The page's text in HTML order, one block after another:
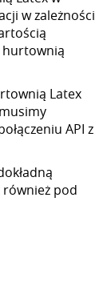
w zależności
hurtownią
Latex
API z
pod